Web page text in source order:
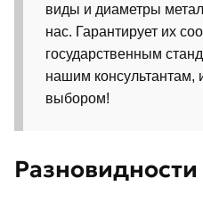
виды и диаметры
нас. Гарантирует их
государственным
нашим консультантам,
выбором!
Разновидности